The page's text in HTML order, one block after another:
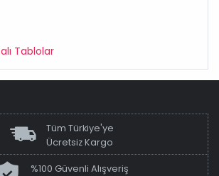
Tablolar
Tüm Türkiye'ye
Ücretsiz Kargo
%100 Güvenli Alışveriş